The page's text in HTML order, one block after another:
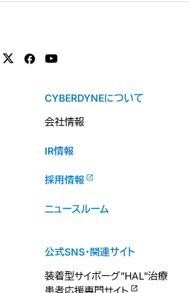
CYBERDYNEについて
会社情報
IR情報
採用情報
ニュースルーム
公式SNS・関連サイト
装着型サイボーグ”HAL”治療
患者応援専門サイト